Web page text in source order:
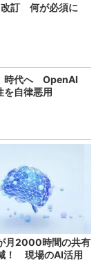
改訂 何が必須に
時代へ OpenAI
を自律悪用
月2000時間の共有
！ 現場のAI活用